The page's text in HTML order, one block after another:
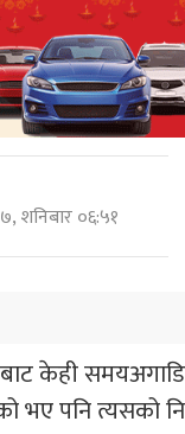
शनिबार ०६:५१
केही
भए पनि त्यसको